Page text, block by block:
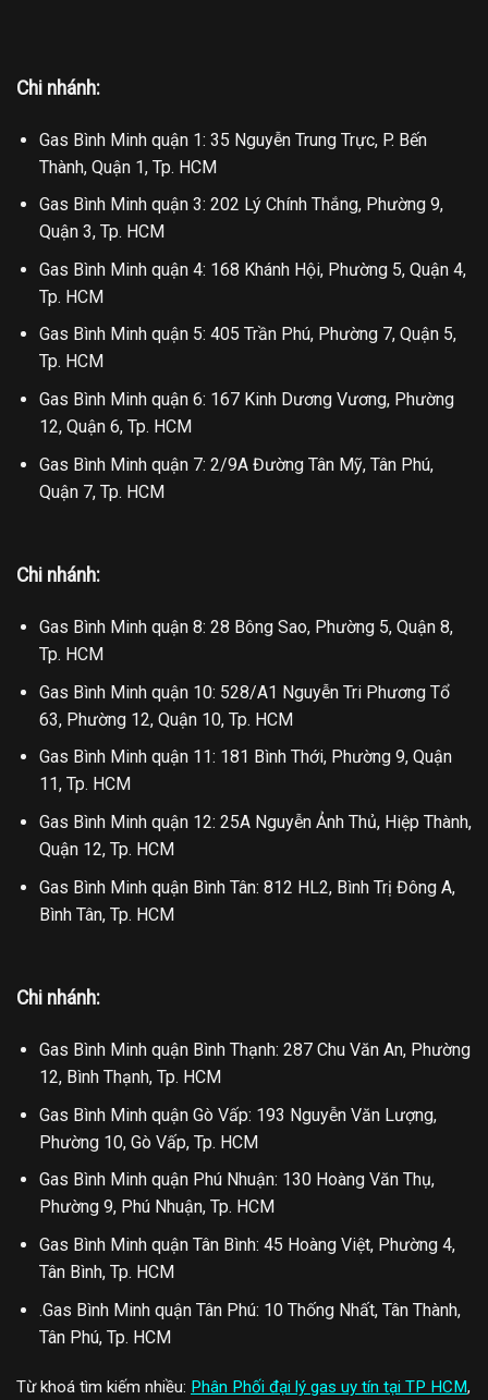
Chi nhánh:
Gas Bình Minh quận 1: 35 Nguyễn Trung Trực, P. Bến
Thành, Quận 1, Tp. HCM
Gas Bình Minh quận 3: 202 Lý Chính Thắng, Phường 9,
Quận 3, Tp. HCM
Gas Bình Minh quận 4: 168 Khánh Hội, Phường 5, Quận 4,
Tp. HCM
Gas Bình Minh quận 5: 405 Trần Phú, Phường 7, Quận 5,
Tp. HCM
Gas Bình Minh quận 6: 167 Kinh Dương Vương, Phường
12, Quận 6, Tp. HCM
Gas Bình Minh quận 7: 2/9A Đường Tân Mỹ, Tân Phú,
Quận 7, Tp. HCM
Chi nhánh:
Gas Bình Minh quận 8: 28 Bông Sao, Phường 5, Quận 8,
Tp. HCM
Gas Bình Minh quận 10: 528/A1 Nguyễn Tri Phương Tổ
63, Phường 12, Quận 10, Tp. HCM
Gas Bình Minh quận 11: 181 Bình Thới, Phường 9, Quận
11, Tp. HCM
Gas Bình Minh quận 12: 25A Nguyễn Ảnh Thủ, Hiệp Thành,
Quận 12, Tp. HCM
Gas Bình Minh quận Bình Tân: 812 HL2, Bình Trị Đông A,
Bình Tân, Tp. HCM
Chi nhánh:
Gas Bình Minh quận Bình Thạnh: 287 Chu Văn An, Phường
12, Bình Thạnh, Tp. HCM
Gas Bình Minh quận Gò Vấp: 193 Nguyễn Văn Lượng,
Phường 10, Gò Vấp, Tp. HCM
Gas Bình Minh quận Phú Nhuận: 130 Hoàng Văn Thụ,
Phường 9, Phú Nhuận, Tp. HCM
Gas Bình Minh quận Tân Bình: 45 Hoàng Việt, Phường 4,
Tân Bình, Tp. HCM
.Gas Bình Minh quận Tân Phú: 10 Thống Nhất, Tân Thành,
Tân Phú, Tp. HCM
Từ khoá tìm kiếm nhiều: Phân Phối đại lý gas uy tín tại TP HCM,